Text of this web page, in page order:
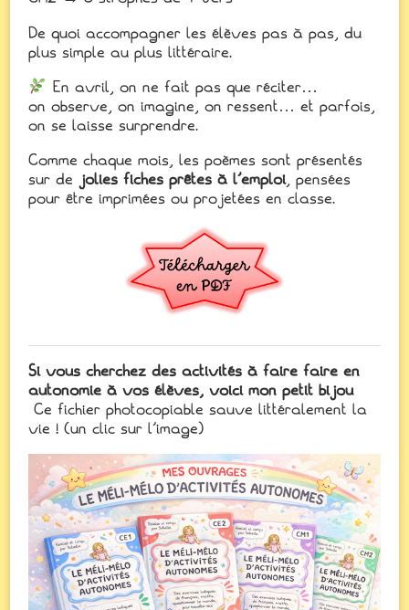
De quoi accompagner les élèves pas à pas, du
plus simple au plus littéraire.
En avril, on ne fait pas que réciter…
on observe, on imagine, on ressent… et parfois,
on se laisse surprendre.
Comme chaque mois, les poèmes sont présentés
sur de jolies fiches prêtes à l’emploi, pensées
pour être imprimées ou projetées en classe.
Si vous cherchez des activités à faire faire en
autonomie à vos élèves, voici mon petit bijou
Ce fichier photocopiable sauve littéralement la
vie ! (un clic sur l’image)